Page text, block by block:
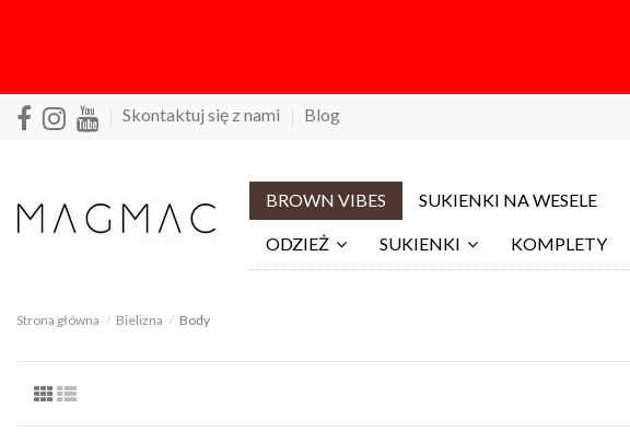
Skontaktuj się z nami Blog
BROWN VIBES SUKIENKI NA WESELE
ODZIEŻ SUKIENKI KOMPLETY
Strona główna Bielizna Body